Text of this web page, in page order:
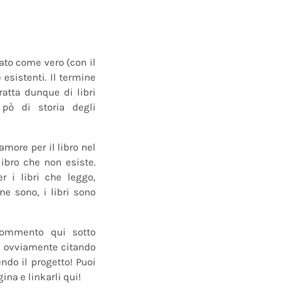
come vero (con il
esistenti. Il termine
dunque di libri
pò di storia degli
per il libro nel
che non esiste.
i libri che leggo,
sono, i libri sono
qui sotto
citando
il progetto! Puoi
e linkarli qui!